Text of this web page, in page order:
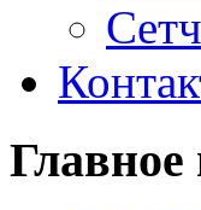
Главное